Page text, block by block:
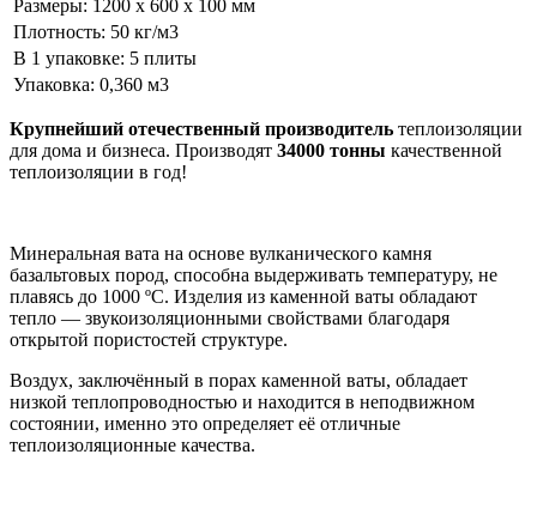
Размеры: 1200 х 600 х 100 мм
Плотность: 50 кг/м3
В 1 упаковке: 5 плиты
Упаковка: 0,360 м3
Крупнейший отечественный производитель теплоизоляции
для дома и бизнеса. Производят 34000 тонны качественной
теплоизоляции в год!
Минеральная вата на основе вулканического камня
базальтовых пород, способна выдерживать температуру, не
плавясь до 1000 ºС. Изделия из каменной ваты обладают
тепло — звукоизоляционными свойствами благодаря
открытой пористостей структуре.
Воздух, заключённый в порах каменной ваты, обладает
низкой теплопроводностью и находится в неподвижном
состоянии, именно это определяет её отличные
теплоизоляционные качества.